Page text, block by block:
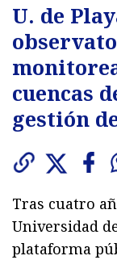
U. de
cuencas
gestión
Tras cuatro
Universidad
plataforma